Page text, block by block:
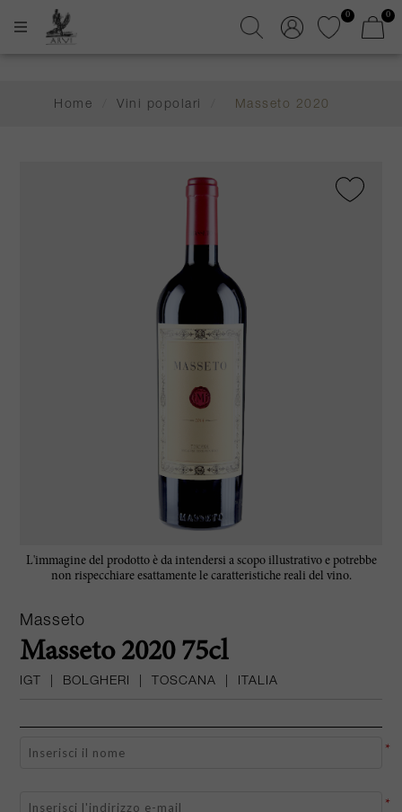
0 0
Home Vini popolari Masseto 2020
L'immagine del prodotto è da intendersi a scopo illustrativo e potrebbe
non rispecchiare esattamente le caratteristiche reali del vino.
Masseto
Masseto 2020 75cl
IGT BOLGHERI TOSCANA ITALIA
*
*